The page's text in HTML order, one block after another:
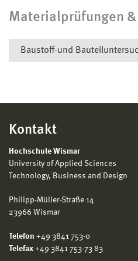
Materialprüfungen
Baustoff-und
ATLAS-Solar Climatic Typ
Werkstoffen in Betrieb
besitzt eine Bestrahlungs-
für Untersuchungen bei
zwischen -40°C bis
Luftfeuchte von 10% bis
Bestrahlungsstärke
kann der Einfluss von UV-
Kontakt
Hochschule Wismar
University of Applied Sciences
Technology, Business and Design
Philipp-Müller-Straße 14
23966 Wismar
Telefon +49 3841 753-0
Telefax +49 3841 753-73 83